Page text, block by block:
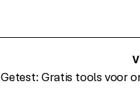
Getest: Gratis tools voor